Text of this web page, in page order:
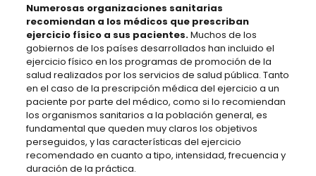
Numerosas organizaciones sanitarias
recomiendan a los médicos que prescriban
ejercicio físico a sus pacientes.Muchos de los
gobiernos de los países desarrollados han incluido el
ejercicio físico en los programas de promoción de la
salud realizados por los servicios de salud pública. Tanto
en el caso de la prescripción médica del ejercicio a un
paciente por parte del médico, como si lo recomiendan
los organismos sanitarios a la población general, es
fundamental que queden muy claros los objetivos
perseguidos, y las características del ejercicio
recomendado en cuanto a tipo, intensidad, frecuencia y
duración de la práctica.